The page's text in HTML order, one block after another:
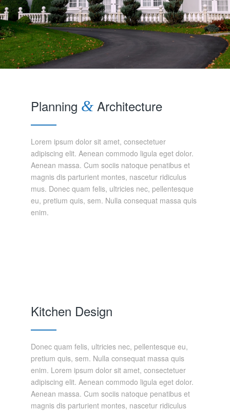
Planning & Architecture
Lorem ipsum dolor sit amet, consectetuer
adipiscing elit. Aenean commodo ligula eget dolor.
Aenean massa. Cum sociis natoque penatibus et
magnis dis parturient montes, nascetur ridiculus
mus. Donec quam felis, ultricies nec, pellentesque
eu, pretium quis, sem. Nulla consequat massa quis
enim.
Kitchen Design
Donec quam felis, ultricies nec, pellentesque eu,
pretium quis, sem. Nulla consequat massa quis
enim. Lorem ipsum dolor sit amet, consectetuer
adipiscing elit. Aenean commodo ligula eget dolor.
Aenean massa. Cum sociis natoque penatibus et
magnis dis parturient montes, nascetur ridiculus